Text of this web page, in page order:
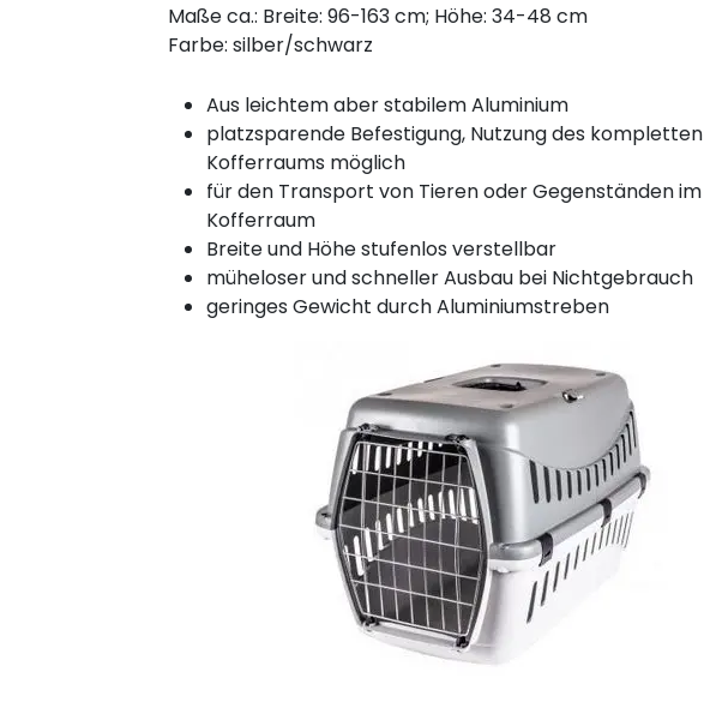
Maße ca.: Breite: 96-163 cm; Höhe: 34-48 cm
Farbe: silber/schwarz
Aus leichtem aber stabilem Aluminium
platzsparende Befestigung, Nutzung des kompletten
Kofferraums möglich
für den Transport von Tieren oder Gegenständen im
Kofferraum
Breite und Höhe stufenlos verstellbar
müheloser und schneller Ausbau bei Nichtgebrauch
geringes Gewicht durch Aluminiumstreben